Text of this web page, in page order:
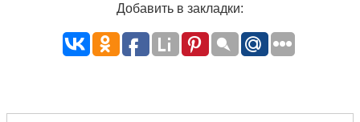
Добавить в закладки: